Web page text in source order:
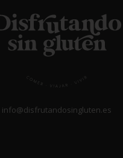
info@disfrutandosingluten.es